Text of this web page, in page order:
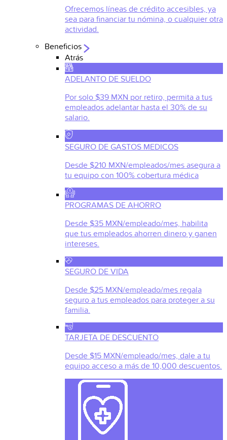
Ofrecemos líneas de crédito accesibles, ya
sea para financiar tu nómina, o cualquier otra
actividad.
Beneficios
Atrás
ADELANTO DE SUELDO
Por solo $39 MXN por retiro, permita a tus
empleados adelantar hasta el 30% de su
salario.
SEGURO DE GASTOS MEDICOS
Desde $210 MXN/empleados/mes asegura a
tu equipo con 100% cobertura médica
PROGRAMAS DE AHORRO
Desde $35 MXN/empleado/mes, habilita
que tus empleados ahorren dinero y ganen
intereses.
SEGURO DE VIDA
Desde $25 MXN/empleado/mes regala
seguro a tus empleados para proteger a su
familia.
TARJETA DE DESCUENTO
Desde $15 MXN/empleado/mes, dale a tu
equipo acceso a más de 10,000 descuentos.